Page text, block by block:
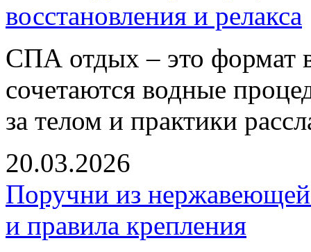
восстановления и релакса
СПА отдых – это формат
сочетаются водные
за телом и практики
20.03.2026
Поручни из
и правила крепления